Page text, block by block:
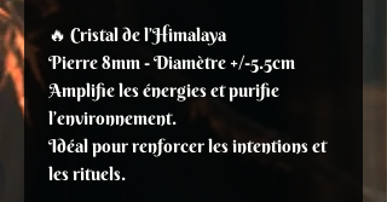
🔥 Cristal de l’Himalaya
Pierre 8mm - Diamètre +/-5.5cm
Amplifie les énergies et purifie
l’environnement.
Idéal pour renforcer les intentions et
les rituels.